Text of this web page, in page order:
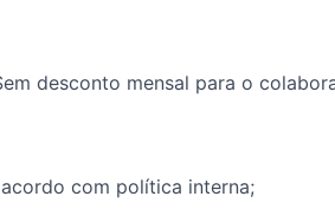
desconto mensal para o
com política interna;